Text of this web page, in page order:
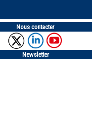
Nous contacter
Newsletter